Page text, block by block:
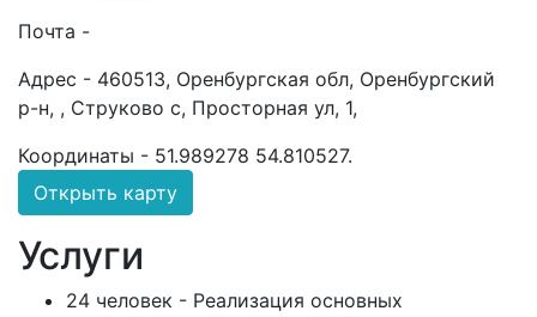
Почта -
Адрес - 460513, Оренбургская обл, Оренбургский
р-н, , Струково с, Просторная ул, 1,
Координаты - 51.989278 54.810527.
Открыть карту
Услуги
24 человек - Реализация основных